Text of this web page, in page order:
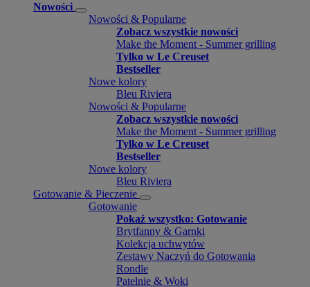
Nowości
Nowości & Popularne
Zobacz wszystkie nowości
Make the Moment - Summer grilling
Tylko w Le Creuset
Bestseller
Nowe kolory
Bleu Riviera
Nowości & Popularne
Zobacz wszystkie nowości
Make the Moment - Summer grilling
Tylko w Le Creuset
Bestseller
Nowe kolory
Bleu Riviera
Gotowanie & Pieczenie
Gotowanie
Pokaż wszystko: Gotowanie
Brytfanny & Garnki
Kolekcja uchwytów
Zestawy Naczyń do Gotowania
Rondle
Patelnie & Woki